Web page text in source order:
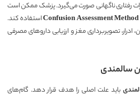
رفتاری ناگهانی صورت می‌گیرد. پزشک ممکن است
Confusion Assessmentاستفاده کند.
تصویربرداری مغز و ارزیابی داروهای مصرفی
سالمندی
باید علت اصلی را هدف قرار دهد. گام‌های